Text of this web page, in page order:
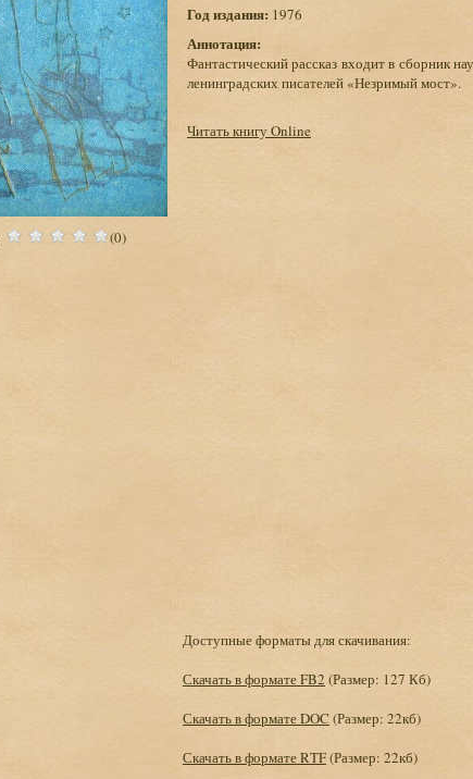
(0)
Год издания: 1976
Аннотация:
Фантастический рассказ входит в сборник
ленинградских писателей «Незримый мост».
Читать книгу Online
Доступные форматы для скачивания:
Скачать в формате FB2 (Размер: 127 Кб)
Скачать в формате DOC (Размер: 22кб)
Скачать в формате RTF(Размер: 22кб)